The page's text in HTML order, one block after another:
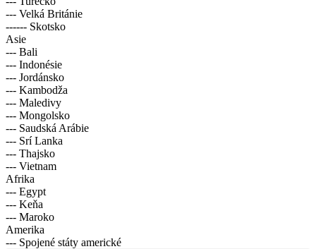
--- Velká Británie
------ Skotsko
Asie
--- Bali
--- Indonésie
--- Jordánsko
--- Kambodža
--- Maledivy
--- Mongolsko
--- Saudská Arábie
--- Srí Lanka
--- Thajsko
--- Vietnam
Afrika
--- Egypt
--- Keňa
--- Maroko
Amerika
--- Spojené státy americké